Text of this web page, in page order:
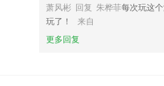
萧风彬 回复 朱桦菲每次玩这
玩了！
来自
更多回复